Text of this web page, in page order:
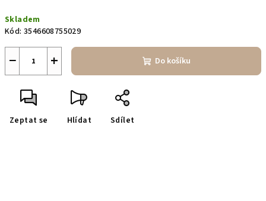
cena:
Skladem
Kód: 3546608755029
+
− Do košíku
Zeptat se Hlídat Sdílet